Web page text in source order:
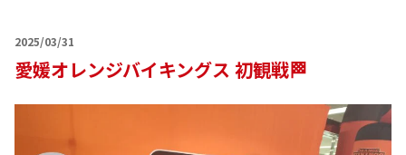
2025/03/31
愛媛オレンジバイキングス 初観戦🏁